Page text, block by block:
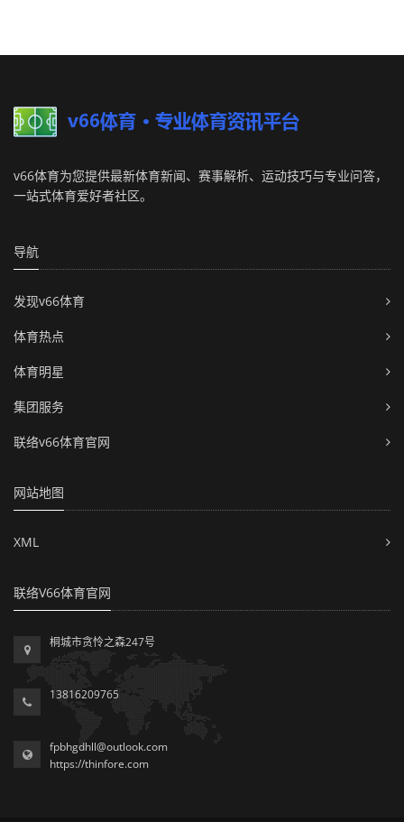
v66体育为您提供最新体育新闻、赛事解析、运动技巧与专业问答，
一站式体育爱好者社区。
导航
发现v66体育
体育热点
体育明星
集团服务
联络v66体育官网
网站地图
XML
联络V66体育官网
桐城市贪怜之森247号
13816209765
fpbhgdhll@outlook.com
https://thinfore.com